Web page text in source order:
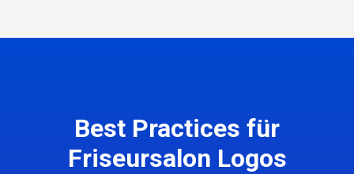
Best Practices für
Friseursalon Logos